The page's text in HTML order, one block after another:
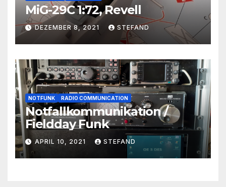
MiG-29C 1:72, Revell
DEZEMBER 8, 2021 STEFAND
NOTFUNK RADIO COMMUNICATION
Notfallkommunikation /
Fieldday Funk
APRIL 10, 2021 STEFAND